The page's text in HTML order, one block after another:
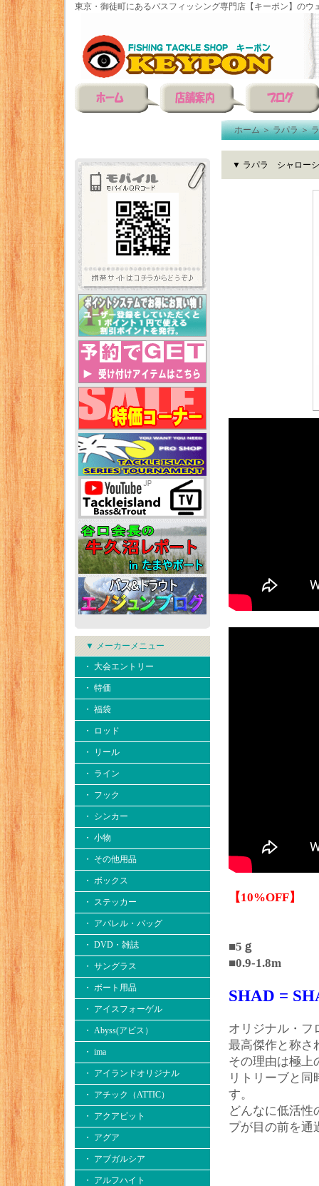
東京・御徒町にあるバスフィッシング専門店【キーポン】のウ
▼ メーカーメニュー
・ 大会エントリー
・ 特価
・ 福袋
・ ロッド
・ リール
・ ライン
・ フック
・ シンカー
・ 小物
・ その他用品
・ ボックス
・ ステッカー
・ アパレル・バッグ
・ DVD・雑誌
・ サングラス
・ ボート用品
・ アイスフォーゲル
・ Abyss(アビス）
・ ima
・ アイランドオリジナル
・ アチック（ATTIC）
・ アクアビット
・ アグア
・ アブガルシア
・ アルフハイト
ホーム＞ラパラ＞
▼ ラパラ シャローシ
【10%OFF】
■5ｇ
■0.9-1.8m
SHAD =
オリジナル・フ
最高傑作と称さ
その理由は極上
リトリーブと
す。
どんなに低活性
プが目の前を通